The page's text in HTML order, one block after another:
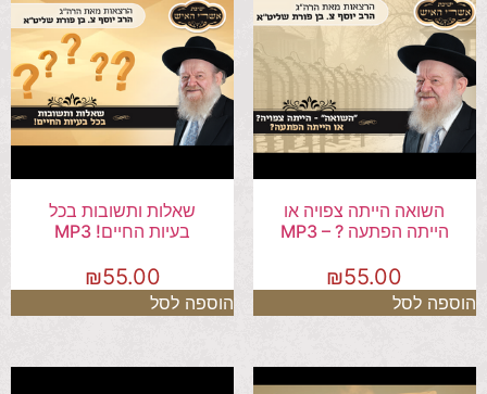
השואה הייתה צפויה או
הייתה הפתעה ? – MP3
₪55.00
הוספה לסל
שאלות ותשובות בכל
בעיות החיים! MP3
₪55.00
הוספה לסל